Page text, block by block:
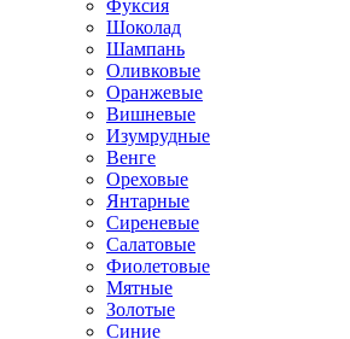
Фуксия
Шоколад
Шампань
Оливковые
Оранжевые
Вишневые
Изумрудные
Венге
Ореховые
Янтарные
Сиреневые
Салатовые
Фиолетовые
Мятные
Золотые
Синие